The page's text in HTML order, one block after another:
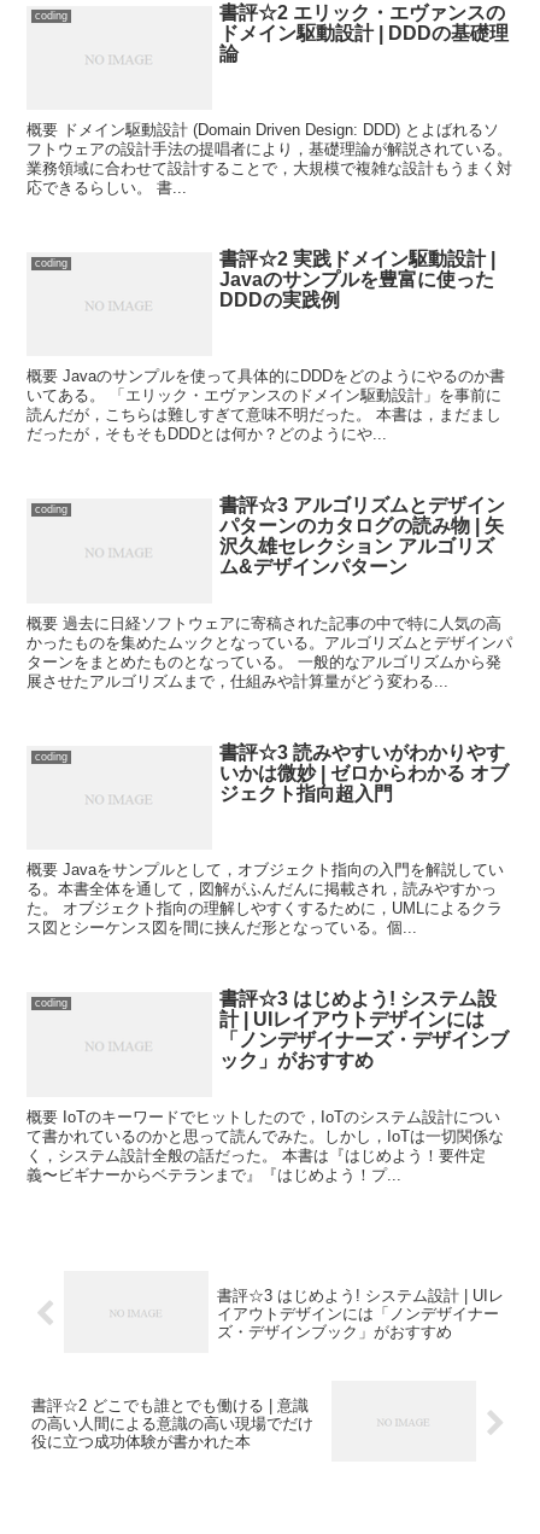
coding
書評☆2 エリック・エヴァンスの
ドメイン駆動設計 | DDDの基礎理
論
概要 ドメイン駆動設計 (Domain Driven Design: DDD) とよばれるソ
フトウェアの設計手法の提唱者により，基礎理論が解説されている。
業務領域に合わせて設計することで，大規模で複雑な設計もうまく対
応できるらしい。 書...
coding
書評☆2 実践ドメイン駆動設計 |
Javaのサンプルを豊富に使った
DDDの実践例
概要 Javaのサンプルを使って具体的にDDDをどのようにやるのか書
いてある。 「エリック・エヴァンスのドメイン駆動設計」を事前に
読んだが，こちらは難しすぎて意味不明だった。 本書は，まだまし
だったが，そもそもDDDとは何か？どのようにや...
coding
書評☆3 アルゴリズムとデザイン
パターンのカタログの読み物 | 矢
沢久雄セレクション アルゴリズ
ム&デザインパターン
概要 過去に日経ソフトウェアに寄稿された記事の中で特に人気の高
かったものを集めたムックとなっている。アルゴリズムとデザインパ
ターンをまとめたものとなっている。 一般的なアルゴリズムから発
展させたアルゴリズムまで，仕組みや計算量がどう変わる...
coding
書評☆3 読みやすいがわかりやす
いかは微妙 | ゼロからわかる オブ
ジェクト指向超入門
概要 Javaをサンプルとして，オブジェクト指向の入門を解説してい
る。本書全体を通して，図解がふんだんに掲載され，読みやすかっ
た。 オブジェクト指向の理解しやすくするために，UMLによるクラ
ス図とシーケンス図を間に挟んだ形となっている。個...
coding
書評☆3 はじめよう! システム設
計 | UIレイアウトデザインには
「ノンデザイナーズ・デザインブ
ック」がおすすめ
概要 IoTのキーワードでヒットしたので，IoTのシステム設計につい
て書かれているのかと思って読んでみた。しかし，IoTは一切関係な
く，システム設計全般の話だった。 本書は『はじめよう！要件定
義〜ビギナーからベテランまで』『はじめよう！プ...
書評☆3 はじめよう! システム設計 | UIレ
イアウトデザインには「ノンデザイナー
ズ・デザインブック」がおすすめ
書評☆2 どこでも誰とでも働ける | 意識
の高い人間による意識の高い現場でだけ
役に立つ成功体験が書かれた本